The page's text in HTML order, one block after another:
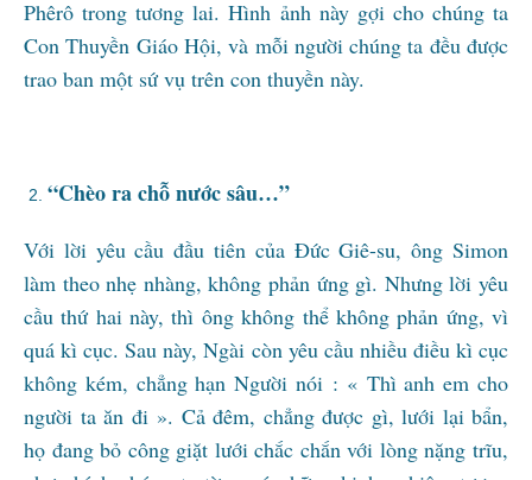
Phêrô trong tương lai. Hình ảnh này gợi cho chúng ta
Con Thuyền Giáo Hội, và mỗi người chúng ta đều được
trao ban một sứ vụ trên con thuyền này.
“Chèo ra chỗ nước sâu…”
Với lời yêu cầu đầu tiên của Đức Giê-su, ông Simon
làm theo nhẹ nhàng, không phản ứng gì. Nhưng lời yêu
cầu thứ hai này, thì ông không thể không phản ứng, vì
quá kì cục. Sau này, Ngài còn yêu cầu nhiều điều kì cục
không kém, chẳng hạn Người nói : « Thì anh em cho
người ta ăn đi ». Cả đêm, chẳng được gì, lưới lại bẩn,
họ đang bỏ công giặt lưới chắc chắn với lòng nặng trĩu,